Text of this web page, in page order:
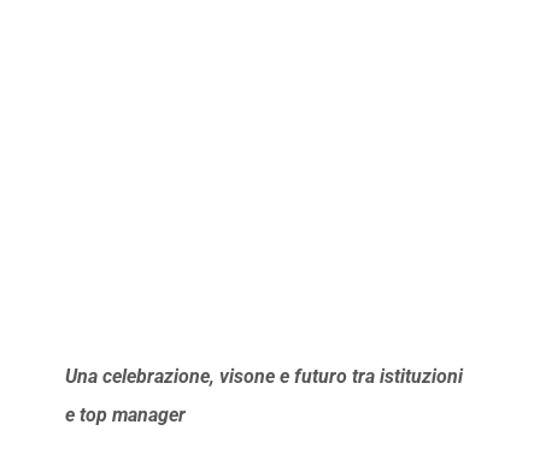
Una celebrazione, visone e futuro tra istituzioni
e top manager